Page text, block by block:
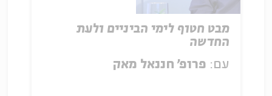
מבט חטוף לימי הביניים ולעת
החדשה
עם: פרופ' חננאל מאק